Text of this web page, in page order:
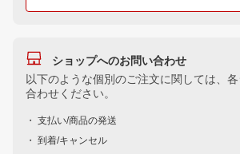
ショップへのお問い合わせ
以下のような個別のご注文に関しては、
合わせください。
・ 支払い/商品の発送
・ 到着/キャンセル